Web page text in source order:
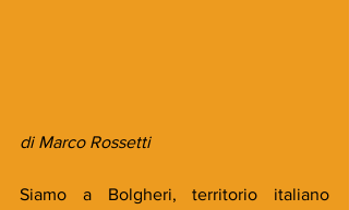
di Marco Rossetti
Siamo a Bolgheri, territorio italiano